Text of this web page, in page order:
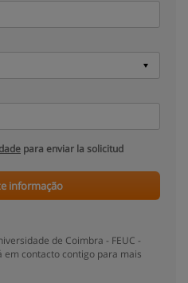
para enviar la solicitud
informação
de Coimbra - FEUC -
em contacto contigo para mais